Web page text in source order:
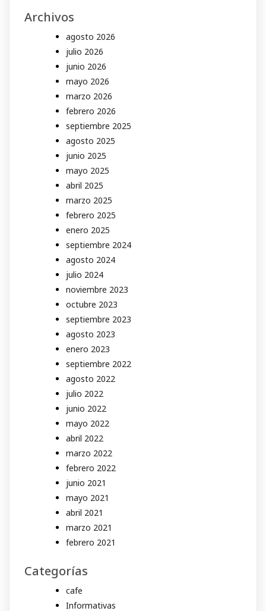
Archivos
agosto 2026
julio 2026
junio 2026
mayo 2026
marzo 2026
febrero 2026
septiembre 2025
agosto 2025
junio 2025
mayo 2025
abril 2025
marzo 2025
febrero 2025
enero 2025
septiembre 2024
agosto 2024
julio 2024
noviembre 2023
octubre 2023
septiembre 2023
agosto 2023
enero 2023
septiembre 2022
agosto 2022
julio 2022
junio 2022
mayo 2022
abril 2022
marzo 2022
febrero 2022
junio 2021
mayo 2021
abril 2021
marzo 2021
febrero 2021
Categorías
cafe
Informativas